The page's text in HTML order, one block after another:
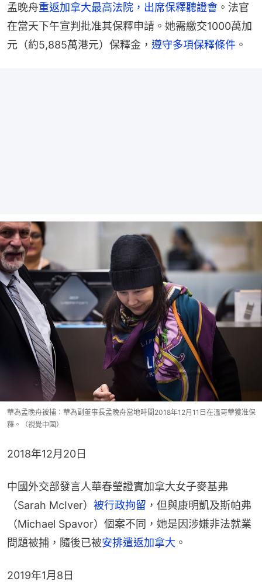
孟晚舟​重返加拿大最高法院，出席保釋聽證會 。法官
在當天下午宣判批准其保釋申請。她需繳交1000萬加
元（約5,885萬港元）保釋金， 遵守多項保釋條件 。
華為孟晚舟被捕：華為副董事長孟晚舟當地時間2018年12月11日在溫哥華獲准保
釋。（視覺中國）
2018年12月20日​
中國外交部發言人華春瑩證實加拿大女子麥基弗
（Sarah McIver） 被行政拘留 ，但與康明凱及斯帕弗
（Michael Spavor）個案不同，她是因涉嫌非法就業
問題被捕，隨後已被安排遣返加拿大 。
2019年1月8日​